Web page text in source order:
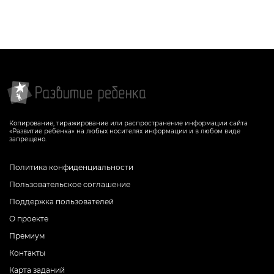
Копирование, тиражирование или распространение информации сайта
«Развитие ребенка» на любых носителях информации и в любом виде
запрещено.
Политика конфиденциальности
Пользовательское соглашение
Поддержка пользователей
О проекте
Премиум
Контакты
Карта заданий